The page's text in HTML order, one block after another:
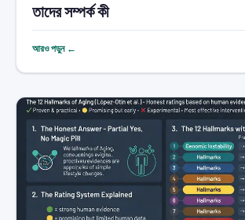
তাদের সম্পর্ক কী
আরও পড়ুন ←